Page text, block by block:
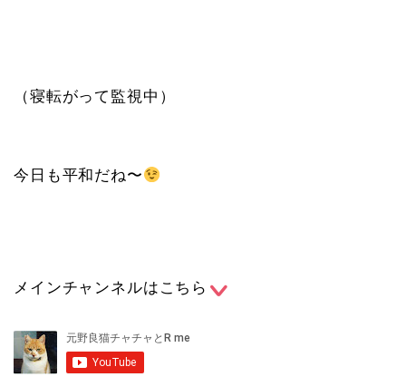
（寝転がって監視中）
今日も平和だね〜
メインチャンネルはこちら